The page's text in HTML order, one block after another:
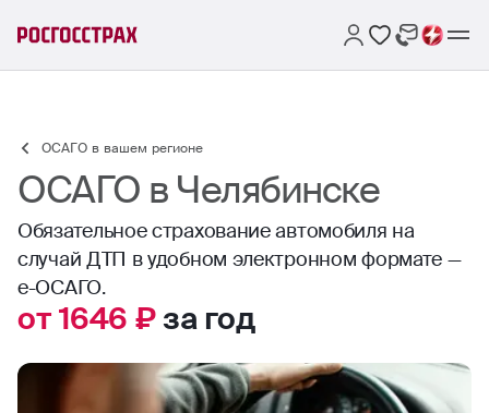
ОСАГО в вашем регионе
ОСАГО в Челябинске
Обязательное страхование автомобиля на
случай ДТП в удобном электронном формате —
е-ОСАГО.
от 1646 ₽за год